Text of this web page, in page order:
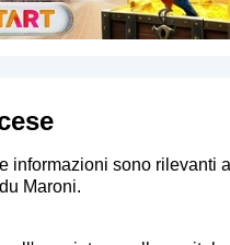
informazioni sono rilevanti
Maroni.